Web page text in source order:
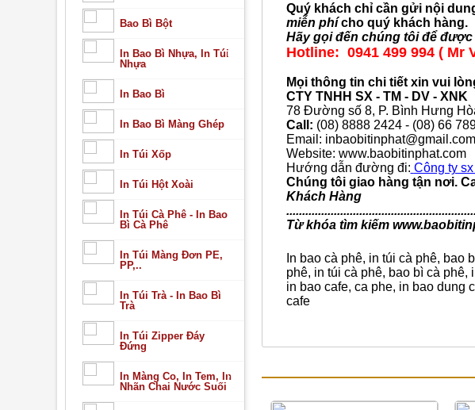
Bao Bì Bột
In Bao Bì Nhựa, In Túi
Nhựa
In Bao Bì
In Bao Bì Màng Ghép
In Túi Xốp
In Túi Hột Xoài
In Túi Cà Phê - In Bao
Bì Cà Phê
In Túi Màng Đơn PE,
PP,..
In Túi Trà - In Bao Bì
Trà
In Túi Zipper Đáy
Đứng
In Màng Co, In Tem, In
Nhãn Chai Nước Suối
Quý khách chỉ cần gửi nội
miễn phí cho quý khách hàng.
Hãy gọi đến chúng tôi để được
Hotline: 0941 499 994 ( Mr
Mọi thông tin chi tiết xin vui
CTY TNHH SX - TM - DV -
78 Đường số 8, P. Bình Hưng
Call: (08) 8888 2424 - (08) 66
Email: inbaobitinphat@gmail.com
Website: www.baobitinphat.com
Hướng dẫn đường đi: Công ty
Chúng tôi giao hàng tận nơi.
Khách Hàng
Từ khóa tìm kiếm
In bao cà phê, in túi cà phê, bao
phê, in túi cà phê, bao bì cà
in bao cafe, ca phe, in bao dung
cafe